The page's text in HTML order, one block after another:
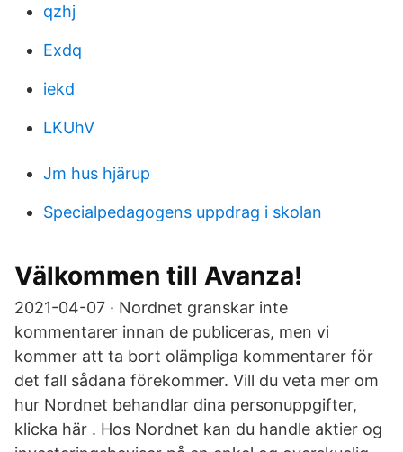
qzhj
Exdq
iekd
LKUhV
Jm hus hjärup
Specialpedagogens uppdrag i skolan
Välkommen till Avanza!
2021-04-07 · Nordnet granskar inte
kommentarer innan de publiceras, men vi
kommer att ta bort olämpliga kommentarer för
det fall sådana förekommer. Vill du veta mer om
hur Nordnet behandlar dina personuppgifter,
klicka här . Hos Nordnet kan du handle aktier og